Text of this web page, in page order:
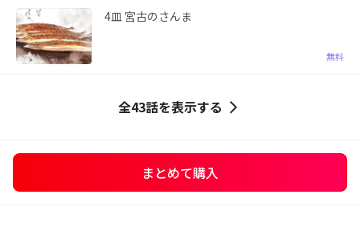
4皿 宮古のさんま
無料
全43話を表示する
まとめて購入